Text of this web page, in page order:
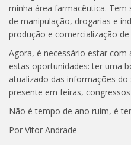
minha área farmacêutica. Tem
de manipulação, drogarias e
produção e comercialização
Agora, é necessário estar com
estas oportunidades: ter uma
atualizado das informações
presente em feiras,
Não é tempo de ano ruim, é
Por Vitor Andrade